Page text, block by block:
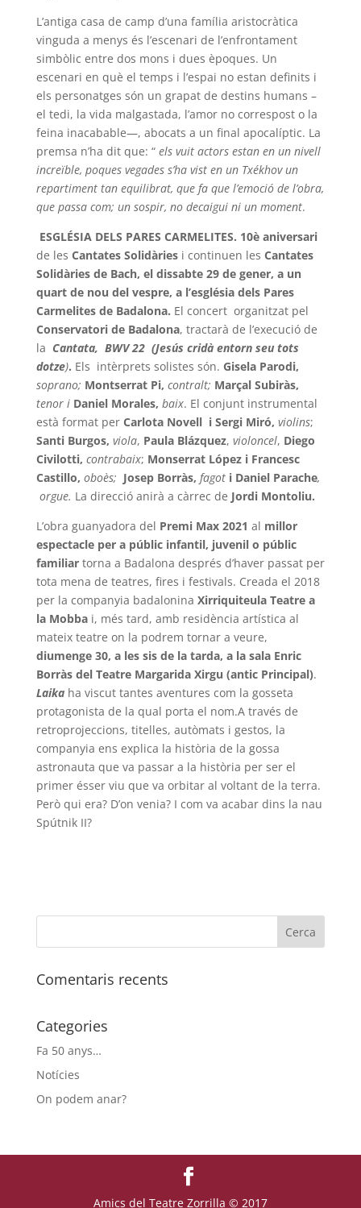
L’antiga casa de camp d’una família aristocràtica
vinguda a menys és l’escenari de l’enfrontament
simbòlic entre dos mons i dues èpoques. Un
escenari en què el temps i l’espai no estan definits i
els personatges són un grapat de destins humans –
el tedi, la vida malgastada, l’amor no correspost o la
feina inacabable—, abocats a un final apocalíptic. La
premsa n’ha dit que: “els vuit actors estan en un nivell
increïble, poques vegades s’ha vist en un Txékhov un
repartiment tan equilibrat, que fa que l’emoció de l’obra,
que passa com; un sospir, no decaigui ni un moment.
ESGLÉSIA DELS PARES CARMELITES. 10è aniversari
de les Cantates Solidàriesi continuen les Cantates
Solidàries de Bach, el dissabte 29 de gener, a un
quart de nou del vespre, a l’església dels Pares
Carmelites de Badalona. El concert organitzat pel
Conservatori de Badalona, tractarà de l’execució de
la Cantata, BWV 22 (Jesús cridà entorn seu tots
dotze). Els intèrprets solistes són. Gisela Parodi,
soprano; Montserrat Pi, contralt; Marçal Subiràs,
tenor iDaniel Morales, baix. El conjunt instrumental
està format perCarlota Novell i Sergi Miró, violins;
Santi Burgos, viola, Paula Blázquez, violoncel, Diego
Civilotti, contrabaix; Monserrat López i Francesc
Castillo, oboès; Josep Borràs, fagoti Daniel Parache,
orgue. La direcció anirà a càrrec de Jordi Montoliu.
L’obra guanyadora del Premi Max 2021 al millor
espectacle per a públic infantil, juvenil o públic
familiar torna a Badalona després d’haver passat per
tota mena de teatres, fires i festivals. Creada el 2018
per la companyia badalonina Xirriquiteula Teatre a
la Mobbai, més tard, amb residència artística al
mateix teatre on la podrem tornar a veure,
diumenge 30, a les sis de la tarda, a la sala Enric
Borràs del Teatre Margarida Xirgu (antic Principal).
Laika ha viscut tantes aventures com la gosseta
protagonista de la qual porta el nom.A través de
retroprojeccions, titelles, autòmats i gestos, la
companyia ens explica la història de la gossa
astronauta que va passar a la història per ser el
primer ésser viu que va orbitar al voltant de la terra.
Però qui era? D’on venia? I com va acabar dins la nau
Spútnik II?
Comentaris recents
Categories
Fa 50 anys…
Notícies
On podem anar?
Amics del Teatre Zorrilla © 2017